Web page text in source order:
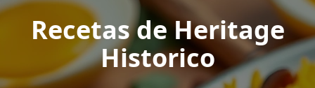
Recetas de Heritage
Historico